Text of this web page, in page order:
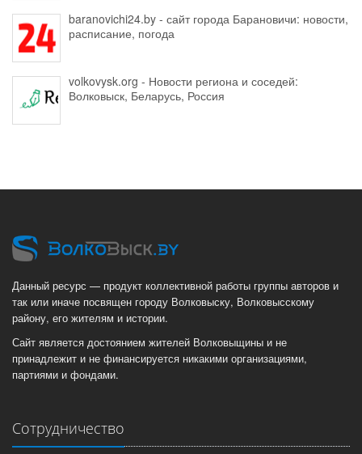
baranovichi24.by - сайт города Барановичи: новости,
расписание, погода
volkovysk.org - Новости региона и соседей:
Волковыск, Беларусь, Россия
Данный ресурс — продукт коллективной работы группы авторов и
так или иначе посвящен городу Волковыску, Волковысскому
району, его жителям и истории.
Сайт является достоянием жителей Волковыщины и не
принадлежит и не финансируется никакими организациями,
партиями и фондами.
Сотрудничество